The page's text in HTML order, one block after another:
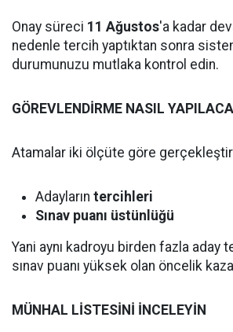
Onay süreci 11 Ağustos'a kadar
nedenle tercih yaptıktan sonra
durumunuzu mutlaka kontrol edin.
GÖREVLENDİRME NASIL
Atamalar iki ölçüte göre
Adayların tercihleri
Sınav puanı üstünlüğü
Yani aynı kadroyu birden fazla aday
sınav puanı yüksek olan öncelik
MÜNHAL LİSTESİNİ İNCELEYİN